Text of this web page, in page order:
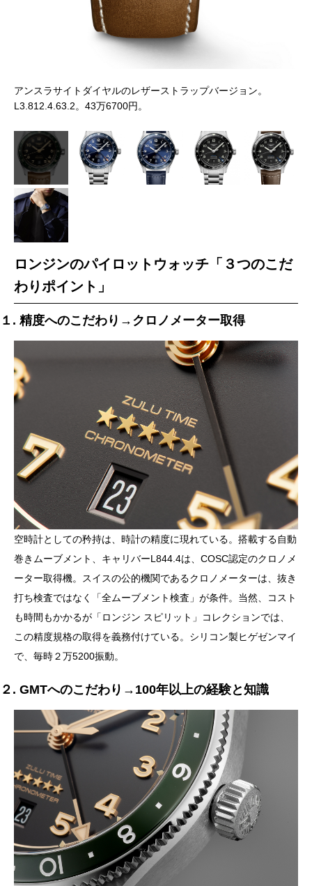
アンスラサイトダイヤルのレザーストラップバージョン。
L3.812.4.63.2。43万6700円。
ロンジンのパイロットウォッチ「 ３つのこだ
わりポイント」
１. 精度へのこだわり→クロノメーター取得
空時計としての矜持は、時計の精度に現れている。搭載する自動
巻きムーブメント、キャリバーL844.4は、COSC認定のクロノメ
ーター取得機。スイスの公的機関であるクロノメーターは、抜き
打ち検査ではなく「全ムーブメント検査」が条件。当然、コスト
も時間もかかるが「ロンジン スピリット」コレクションでは、
この精度規格の取得を義務付けている。シリコン製ヒゲゼンマイ
で、毎時２万5200振動。
２. GMTへのこだわり→100年以上の経験と知識